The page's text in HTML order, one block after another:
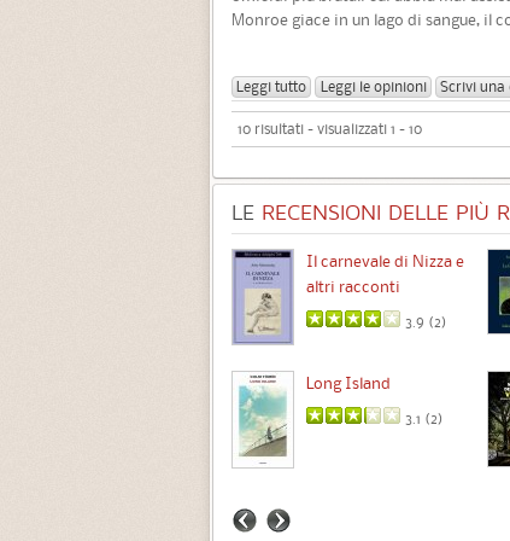
Monroe giace in un lago di sangue, il
Leggi tutto Leggi le opinioni Scrivi una
10 risultati - visualizzati 1 - 10
LE RECENSIONI DELLE PIÙ
Il carnevale di Nizza e
altri racconti
3.9 (2)
Long Island
3.1 (2)